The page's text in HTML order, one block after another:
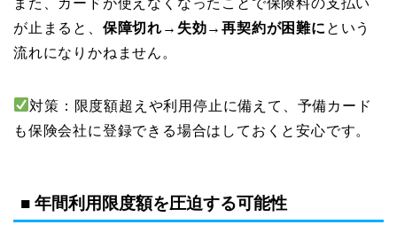
が止まると、 保障切れ→失効→再契約が困難に という
流れになりかねません。
対策：限度額超えや利用停止に備えて、予備カード
も保険会社に登録できる場合はしておくと安心です。
■ 年間利用限度額を圧迫する可能性